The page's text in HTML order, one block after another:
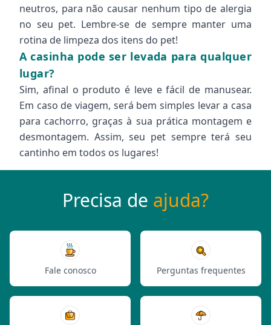
neutros, para não causar nenhum tipo de alergia
no seu pet. Lembre-se de sempre manter uma
rotina de limpeza dos itens do pet!
A casinha pode ser levada para qualquer
lugar?
Sim, afinal o produto é leve e fácil de manusear.
Em caso de viagem, será bem simples levar a casa
para cachorro, graças à sua prática montagem e
desmontagem. Assim, seu pet sempre terá seu
cantinho em todos os lugares!
Precisa de ajuda?
Fale conosco Perguntas frequentes